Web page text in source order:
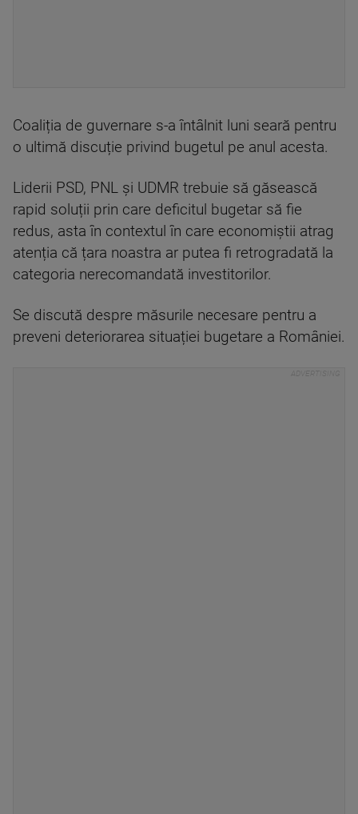
Coaliția de guvernare s-a întâlnit luni seară pentru
o ultimă discuție privind bugetul pe anul acesta.
Liderii PSD, PNL și UDMR trebuie să găsească
rapid soluții prin care deficitul bugetar să fie
redus, asta în contextul în care economiștii atrag
atenția că țara noastra ar putea fi retrogradată la
categoria nerecomandată investitorilor.
Se discută despre măsurile necesare pentru a
preveni deteriorarea situației bugetare a României.